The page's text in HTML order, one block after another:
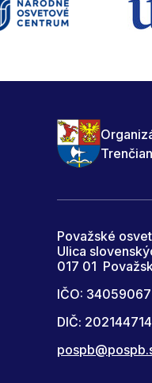
Považské
Ulica
017 01
IČO: 34059067
DIČ: